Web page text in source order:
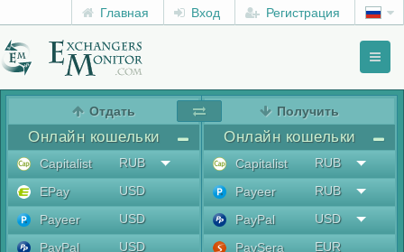
Главная Вход Регистрация
Отдать
Онлайн кошельки
Capitalist
RUB
EPay
USD
Payeer
USD
PayPal
USD
Получить
Онлайн кошельки
Capitalist
RUB
Payeer
RUB
PayPal
USD
PaySera
EUR